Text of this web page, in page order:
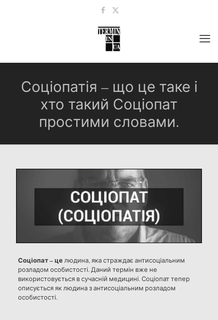
Соціопатія – що це таке і
хто такий Соціопат
простими словами.
Соціопат – целюдина, яка страждає антисоціальним
розладом особистості. Даний термін вже не
використовується в сучасній медицині. Соціопат тепер
описується як людина з антисоціальним розладом
особистості.